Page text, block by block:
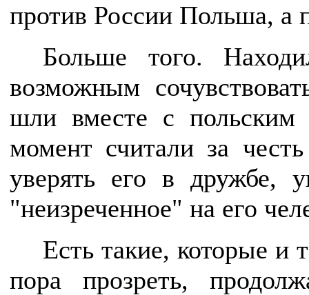
против России Польша, а
Больше того.
возможным
шли вместе с
момент считали за
уверять его в дружбе,
"неизреченное" на его
Есть такие, которые и
пора прозреть,